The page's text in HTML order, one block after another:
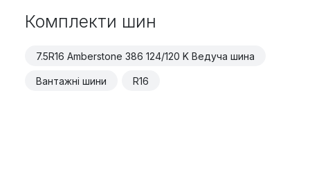
Комплекти шин
7.5R16 Amberstone 386 124/120 K Ведуча шина
Вантажні шини R16